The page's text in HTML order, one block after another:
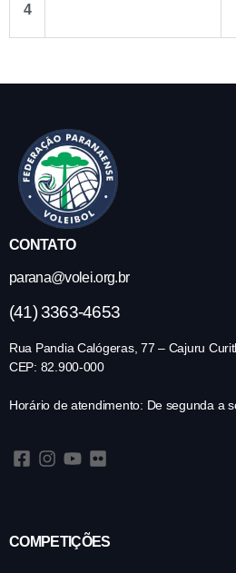
4
CONTATO
parana@volei.org.br
(41) 3363-4653
Rua Pandia Calógeras, 77 – Cajuru
CEP: 82.900-000
Horário de atendimento: De segunda a
COMPETIÇÕES